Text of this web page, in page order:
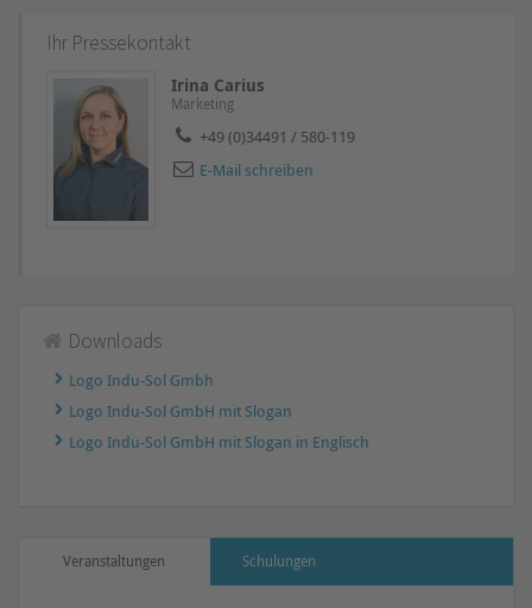
Ihr Pressekontakt
Irina Carius
Marketing
+49 (0)34491 / 580-119
E-Mail schreiben
Downloads
Logo Indu-Sol Gmbh
Logo Indu-Sol GmbH mit Slogan
Logo Indu-Sol GmbH mit Slogan in Englisch
Veranstaltungen Schulungen